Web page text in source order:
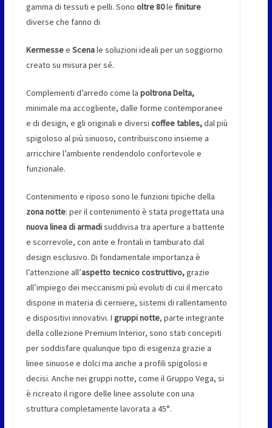
gamma di tessuti e pelli. Sono oltre 80le finiture
diverse che fanno di
Kermessee Scenale soluzioni ideali per un soggiorno
creato su misura per sé.
Complementi d’arredo come la poltrona Delta,
minimale ma accogliente, dalle forme contemporanee
e di design, e gli originali e diversi coffee tables,dal più
spigoloso al più sinuoso, contribuiscono insieme a
arricchire l’ambiente rendendolo confortevole e
funzionale.
Contenimento e riposo sono le funzioni tipiche della
zona notte: per il contenimento è stata progettata una
nuova linea di armadisuddivisa tra aperture a battente
e scorrevole, con ante e frontali in tamburato dal
design esclusivo. Di fondamentale importanza è
l’attenzione all’aspettotecnico costruttivo,grazie
all’impiego dei meccanismi più evoluti di cui il mercato
dispone in materia di cerniere, sistemi di rallentamento
e dispositivi innovativi. I gruppi notte, parte integrante
della collezione Premium Interior, sono stati concepiti
per soddisfare qualunque tipo di esigenza grazie a
linee sinuose e dolci ma anche a profili spigolosi e
decisi. Anche nei gruppi notte, come il Gruppo Vega, si
è ricreato il rigore delle linee assolute con una
struttura completamente lavorata a 45°.